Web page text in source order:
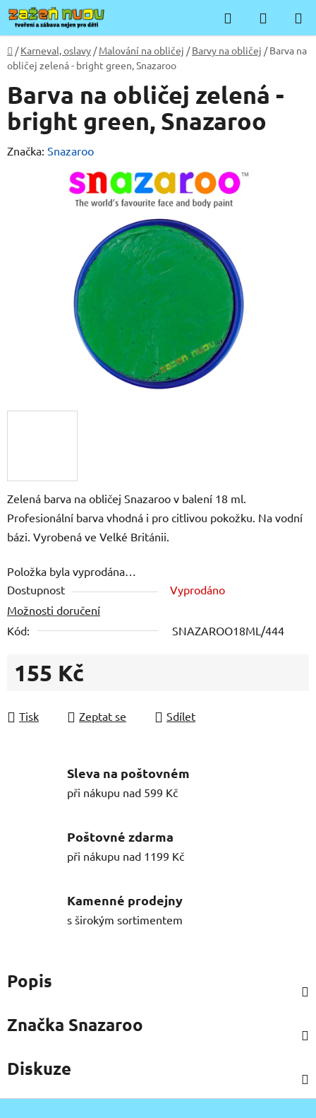
Přejít
na
obsah
Hledat
KOŠÍK
Domů
/ Karneval, oslavy / Malování na obličej / Barvy na obličej / Barva na
obličej zelená - bright green, Snazaroo
Zelená barva na obličej Snazaroo v balení 18 ml.
Profesionální barva vhodná i pro citlivou pokožku. Na vodní
bázi. Vyrobená ve Velké Británii.
Položka byla vyprodána…
Dostupnost
Vyprodáno
Možnosti doručení
Kód:
SNAZAROO18ML/444
155 Kč
Tisk
Zeptat se Sdílet
Barva na obličej zelená -
bright green, Snazaroo
Značka: Snazaroo
Sleva na poštovném
při nákupu nad 599 Kč
Poštovné zdarma
při nákupu nad 1199 Kč
Kamenné prodejny
s širokým sortimentem
Popis
Značka Snazaroo
Diskuze